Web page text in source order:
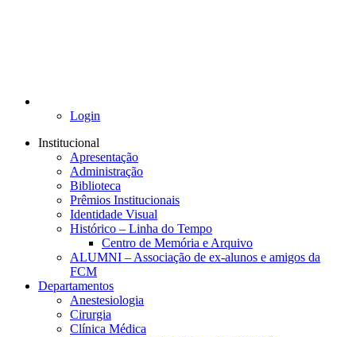
Login
Institucional
Apresentação
Administração
Biblioteca
Prêmios Institucionais
Identidade Visual
Histórico – Linha do Tempo
Centro de Memória e Arquivo
ALUMNI – Associação de ex-alunos e amigos da
FCM
Departamentos
Anestesiologia
Cirurgia
Clínica Médica